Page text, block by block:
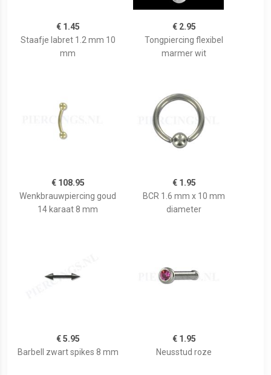
€ 1.45
Staafje labret 1.2 mm 10
mm
€ 2.95
Tongpiercing flexibel
marmer wit
€ 108.95
Wenkbrauwpiercing goud
14 karaat 8 mm
€ 1.95
BCR 1.6 mm x 10 mm
diameter
€ 5.95
Barbell zwart spikes 8 mm
€ 1.95
Neusstud roze